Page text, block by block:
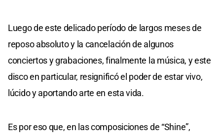
Luego de este delicado período de largos meses de
reposo absoluto y la cancelación de algunos
conciertos y grabaciones, finalmente la música, y este
disco en particular, resignificó el poder de estar vivo,
lúcido y aportando arte en esta vida.
Es por eso que, en las composiciones de “Shine”,